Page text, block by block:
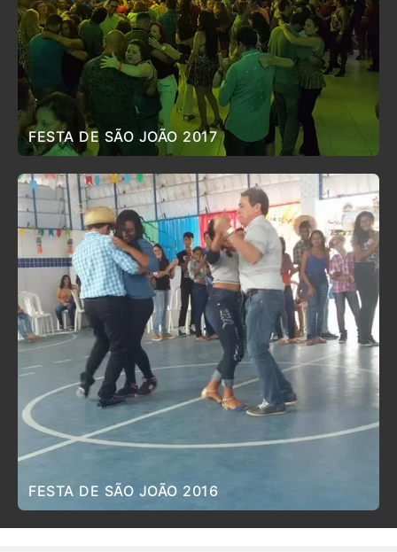
FESTA DE SÃO JOÃO 2017
FESTA DE SÃO JOÃO 2016